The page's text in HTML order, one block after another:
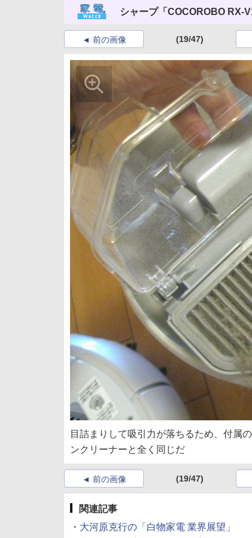
シャープ「COCOROBO RX-
前の画像 (19/47)
目詰まりして吸引力が落ちるため、付属
ンクリーナーと全く同じだ
前の画像 (19/47)
関連記事
・ 大河原克行の「白物家電 業界展望」